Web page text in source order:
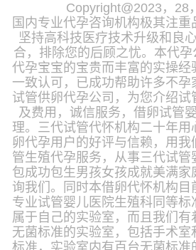
Copyright@2023，28
国内专业代孕咨询机构极其注重
坚持高科技医疗技术升级和良
合，排除您的后顾之忧。本代
代孕宝宝的宝贵而丰富的实操经
一致认可，已成功帮助许多不孕
试管供卵代孕公司，为您介绍试
及费用，诚信服务，借卵试管
理。三代试管代怀机构二十年
卵代孕用户的好评与信赖，用
管生殖代孕服务，从事三代试管
包成功包生男孩女孩成就美满家
询我们。同时本借卵代怀机构目
专业试管婴儿医院生殖科同等标
属于自己的实验室，而且我们有
无菌标准的实验室，包括手术室
标准，实验室内有百台无菌标准